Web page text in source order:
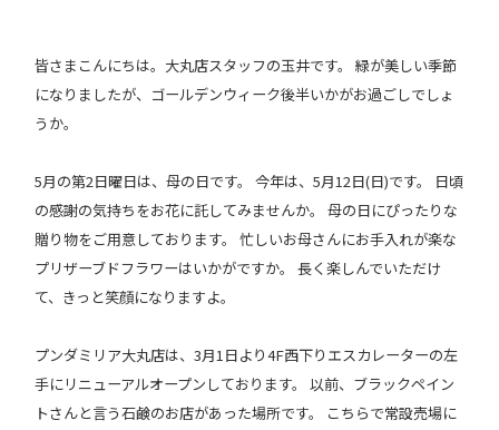
皆さまこんにちは。大丸店スタッフの玉井です。 緑が美しい季節
になりましたが、ゴールデンウィーク後半いかがお過ごしでしょ
うか。
5月の第2日曜日は、母の日です。 今年は、5月12日(日)です。 日頃
の感謝の気持ちをお花に託してみませんか。 母の日にぴったりな
贈り物をご用意しております。 忙しいお母さんにお手入れが楽な
プリザーブドフラワーはいかがですか。 長く楽しんでいただけ
て、きっと笑顔になりますよ。
プンダミリア大丸店は、3月1日より4F西下りエスカレーターの左
手にリニューアルオープンしております。 以前、ブラックペイン
トさんと言う石鹸のお店があった場所です。 こちらで常設売場に